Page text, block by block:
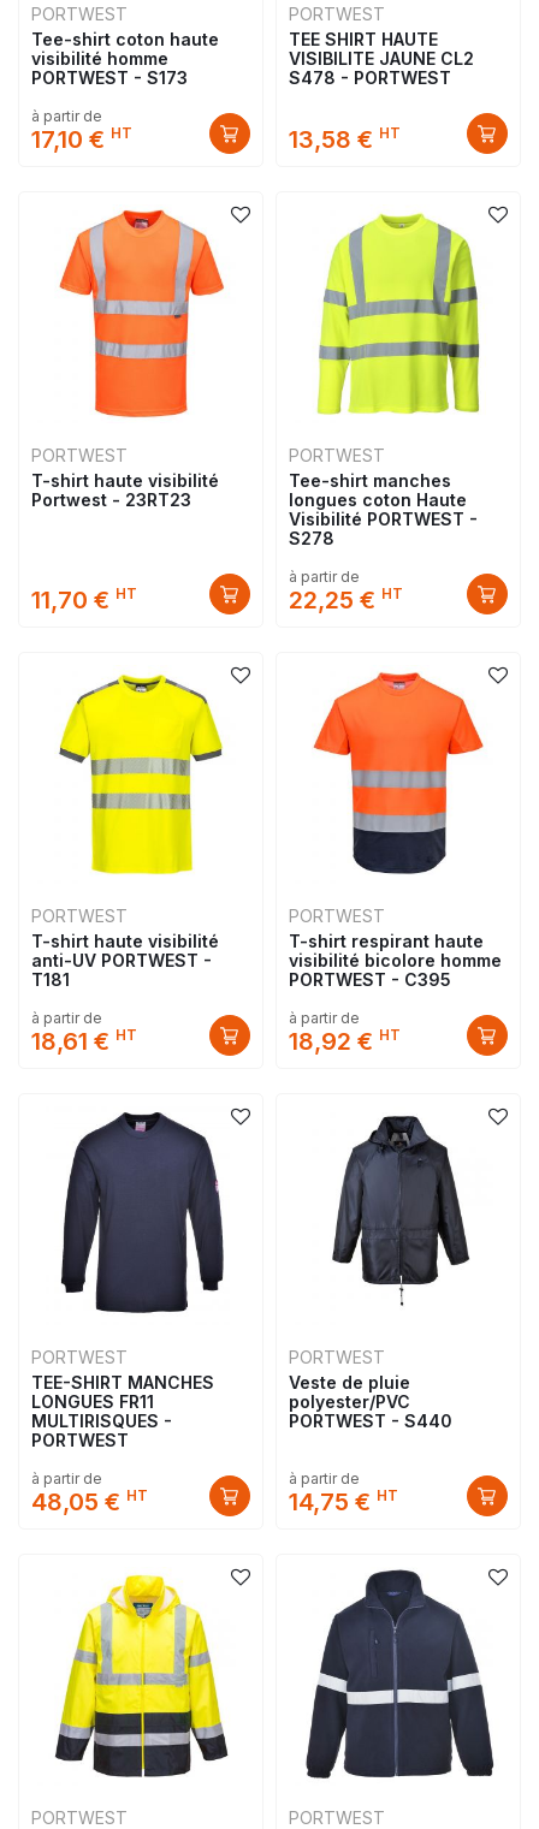
PORTWEST
Tee-shirt coton haute
visibilité homme
PORTWEST - S173
à partir de
17,10 € HT
PORTWEST
TEE SHIRT HAUTE
VISIBILITE JAUNE CL2
S478 - PORTWEST
13,58 € HT
PORTWEST
T-shirt haute visibilité
Portwest - 23RT23
11,70 € HT
PORTWEST
Tee-shirt manches
longues coton Haute
Visibilité PORTWEST -
S278
à partir de
22,25 € HT
PORTWEST
T-shirt haute visibilité
anti-UV PORTWEST -
T181
à partir de
18,61 € HT
PORTWEST
T-shirt respirant haute
visibilité bicolore homme
PORTWEST - C395
à partir de
18,92 € HT
PORTWEST
TEE-SHIRT MANCHES
LONGUES FR11
MULTIRISQUES -
PORTWEST
à partir de
48,05 € HT
PORTWEST
Veste de pluie
polyester/PVC
PORTWEST - S440
à partir de
14,75 € HT
PORTWEST
PORTWEST